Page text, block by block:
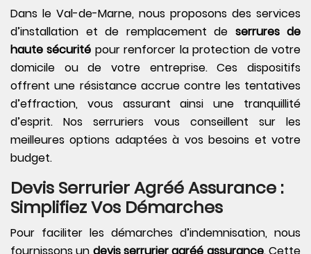
Dans le Val-de-Marne, nous proposons des services
d’installation et de remplacement de serrures de
haute sécurité pour renforcer la protection de votre
domicile ou de votre entreprise. Ces dispositifs
offrent une résistance accrue contre les tentatives
d’effraction, vous assurant ainsi une tranquillité
d’esprit. Nos serruriers vous conseillent sur les
meilleures options adaptées à vos besoins et votre
budget.
Devis Serrurier Agréé Assurance :
Simplifiez Vos Démarches
Pour faciliter les démarches d’indemnisation, nous
fournissons un devis serrurier agréé assurance. Cette